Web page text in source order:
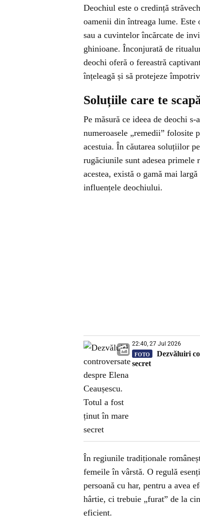
Deochiul este o credință
oamenii din întreaga lume.
sau a cuvintelor încărcate de
ghinioane. Înconjurată de
deochi oferă o fereastră
înțeleagă și să protejeze
Soluțiile care te
Pe măsură ce ideea de deochi
numeroasele „remedii” folosite
acestuia. În căutarea soluțiilor
rugăciunile sunt adesea primele
acestea, există o gamă mai
influențele deochiului.
22:40, 27 Jul 2026
FOTO
Dezvăluiri
secret
În regiunile tradiționale
femeile în vârstă. O regulă
persoană cu har, pentru a avea
hârtie, ci trebuie „furat” de la
eficient.